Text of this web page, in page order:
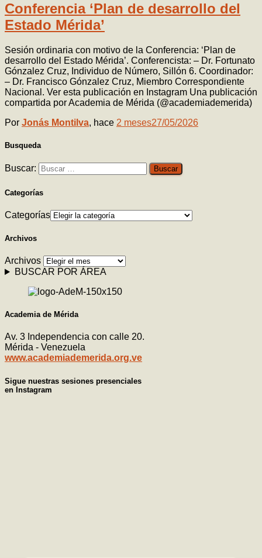
Conferencia ‘Plan de desarrollo del
Estado Mérida’
Sesión ordinaria con motivo de la Conferencia: ‘Plan de
desarrollo del Estado Mérida’. Conferencista: – Dr. Fortunato
Gónzalez Cruz, Individuo de Número, Sillón 6. Coordinador:
– Dr. Francisco Gónzalez Cruz, Miembro Correspondiente
Nacional. Ver esta publicación en Instagram Una publicación
compartida por Academia de Mérida (@academiademerida)
Por Jonás Montilva, hace 2 meses27/05/2026
Busqueda
Buscar:
Categorías
Categorías
Archivos
Archivos
BUSCAR POR ÁREA
Academia de Mérida
Av. 3 Independencia con calle 20.
Mérida - Venezuela
www.academiademerida.org.ve
Sigue nuestras sesiones presenciales
en Instagram